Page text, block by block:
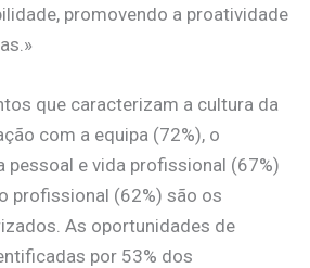
promovendo a proatividade
que caracterizam a cultura da
com a equipa (72%), o
pessoal e vida profissional (67%)
profissional (62%) são os
As oportunidades de
por 53% dos